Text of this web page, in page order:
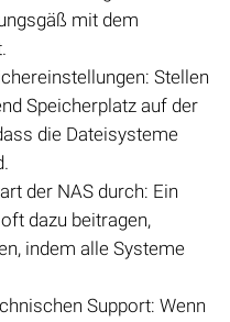
mit dem
Stellen
Speicherplatz auf der
die Dateisysteme
der NAS durch: Ein
dazu beitragen,
indem alle Systeme
Support: Wenn